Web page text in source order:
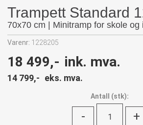
Trampett Standard
70x70 cm | Minitramp for skole og
Varenr: 1228205
18 499,- ink. mva.
14 799,- eks. mva.
Antall (stk):
- +